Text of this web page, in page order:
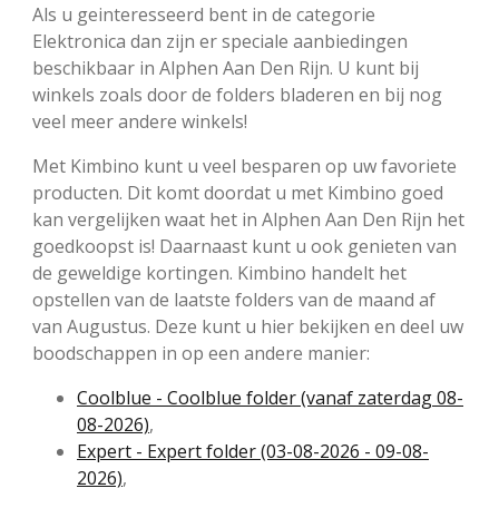
Als u geinteresseerd bent in de categorie
Elektronica dan zijn er speciale aanbiedingen
beschikbaar in Alphen Aan Den Rijn. U kunt bij
winkels zoals door de folders bladeren en bij nog
veel meer andere winkels!
Met Kimbino kunt u veel besparen op uw favoriete
producten. Dit komt doordat u met Kimbino goed
kan vergelijken waat het in Alphen Aan Den Rijn het
goedkoopst is! Daarnaast kunt u ook genieten van
de geweldige kortingen. Kimbino handelt het
opstellen van de laatste folders van de maand af
van Augustus. Deze kunt u hier bekijken en deel uw
boodschappen in op een andere manier:
Coolblue - Coolblue folder (vanaf zaterdag 08-
08-2026),
Expert - Expert folder (03-08-2026 - 09-08-
2026),